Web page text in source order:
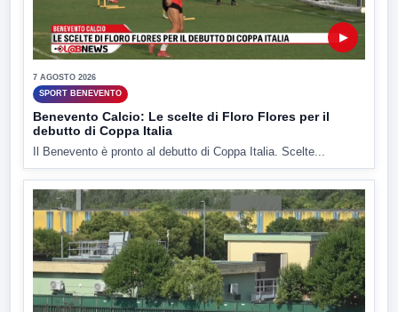
▶
7 AGOSTO 2026
SPORT BENEVENTO
Benevento Calcio: Le scelte di Floro Flores per il
debutto di Coppa Italia
Il Benevento è pronto al debutto di Coppa Italia. Scelte...